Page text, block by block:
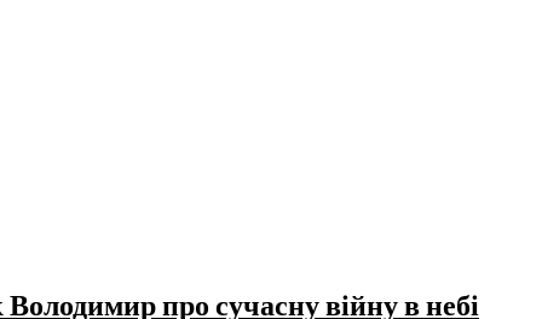
про сучасну війну в небі